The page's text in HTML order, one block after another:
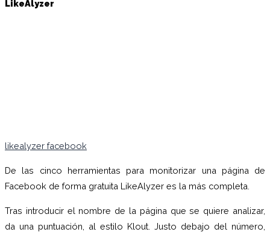
LikeAlyzer
likealyzer facebook
De las cinco herramientas para monitorizar una página de
Facebook de forma gratuita LikeAlyzer es la más completa.
Tras introducir el nombre de la página que se quiere analizar,
da una puntuación, al estilo Klout. Justo debajo del número,